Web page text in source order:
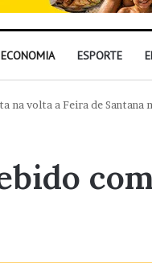
ESPORTE
na volta a Feira de Santana